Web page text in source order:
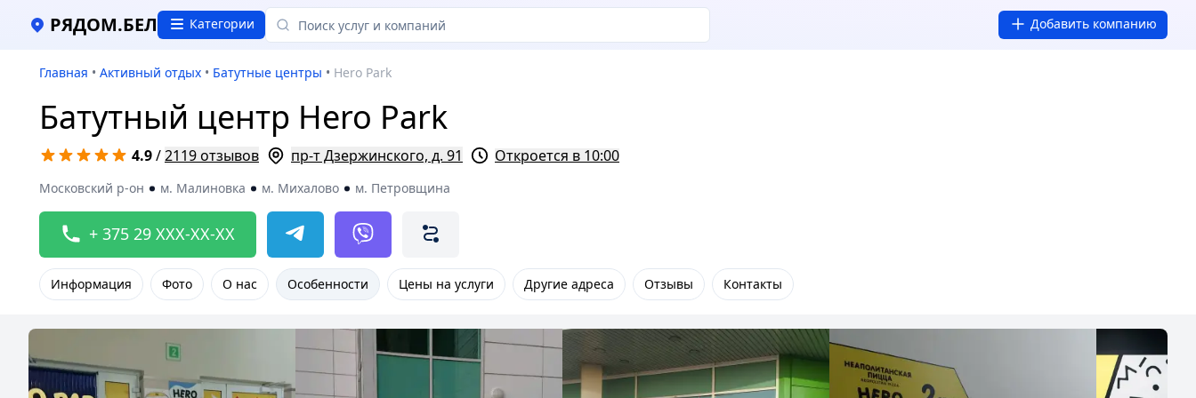
РЯДОМ.БЕЛ Категории Добавить компанию
Главная • Активный отдых • Батутные центры • Hero Park
Батутный центр Hero Park
4.9/2119 отзывов пр-т Дзержинского, д. 91 Откроется в 10:00
Московский р-он м. Малиновка м. Михалово м. Петровщина
+ 375 29 XXX-XX-XX
Информация Фото О нас Особенности Цены на услуги Другие адреса Отзывы Контакты